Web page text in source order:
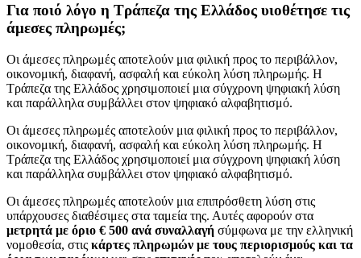
Για ποιό λόγο η Τράπεζα της Ελλάδος υιοθέτησε τις
άμεσες πληρωμές;
Οι άμεσες πληρωμές αποτελούν μια φιλική προς το περιβάλλον,
οικονομική, διαφανή, ασφαλή και εύκολη λύση πληρωμής. Η
Τράπεζα της Ελλάδος χρησιμοποιεί μια σύγχρονη ψηφιακή λύση
και παράλληλα συμβάλλει στον ψηφιακό αλφαβητισμό.
Οι άμεσες πληρωμές αποτελούν μια φιλική προς το περιβάλλον,
οικονομική, διαφανή, ασφαλή και εύκολη λύση πληρωμής. Η
Τράπεζα της Ελλάδος χρησιμοποιεί μια σύγχρονη ψηφιακή λύση
και παράλληλα συμβάλλει στον ψηφιακό αλφαβητισμό.
Οι άμεσες πληρωμές αποτελούν μια επιπρόσθετη λύση στις
υπάρχουσες διαθέσιμες στα ταμεία της. Αυτές αφορούν στα
μετρητά με όριο € 500 ανά συναλλαγή σύμφωνα με την ελληνική
νομοθεσία, στις κάρτες πληρωμών με τους περιορισμούς και τα